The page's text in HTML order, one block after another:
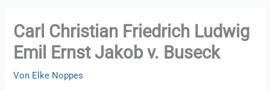
Carl Christian Friedrich Ludwig
Emil Ernst Jakob v. Buseck
Von Elke Noppes